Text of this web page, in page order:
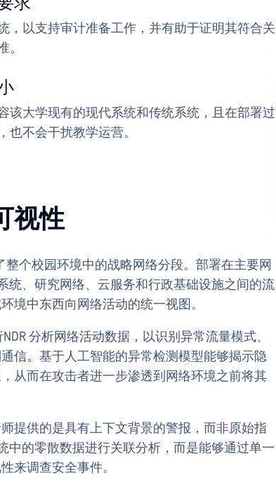
，以支持审计准备工作，并有助于证明其符合关
。
该大学现有的现代系统和传统系统，且在部署过
也不会干扰教学运营。
视性
整个校园环境中的战略网络分段。部署在主要网
统、研究网络、云服务和行政基础设施之间的流
境中东西向网络活动的统一视图。
分析网络活动数据，以识别异常流量模式、
信。基于人工智能的异常检测模型能够揭示隐
从而在攻击者进一步渗透到网络环境之前将其
提供的是具有上下文背景的警报，而非原始指
中的零散数据进行关联分析，而是能够通过单一
来调查安全事件。